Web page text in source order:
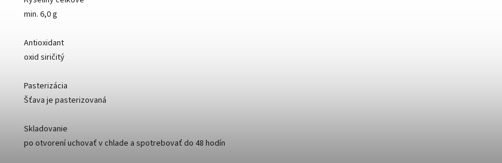
min. 6,0 g
Antioxidant
oxid siričitý
Pasterizácia
Šťava je pasterizovaná
Skladovanie
po otvorení uchovať v chlade a spotrebovať do 48 hodín